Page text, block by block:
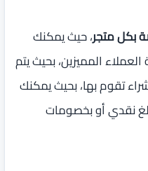
بكل متجر، حيث يمكنك
المميزين، بحيث يتم
تقوم بها، بحيث يمكنك
نقدي أو بخصومات